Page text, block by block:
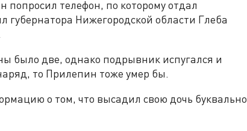
телефон, по которому отдал
губернатора Нижегородской области Глеба
было две, однако подрывник испугался и
то Прилепин тоже умер бы.
о том, что высадил свою дочь буквально